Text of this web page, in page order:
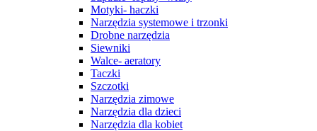
Motyki- haczki
Narzędzia systemowe i trzonki
Drobne narzędzia
Siewniki
Walce- aeratory
Taczki
Szczotki
Narzędzia zimowe
Narzędzia dla dzieci
Narzędzia dla kobiet